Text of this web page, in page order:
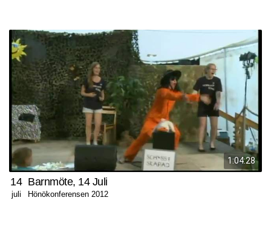
1:04:28
14
juli
Barnmöte, 14 Juli
Hönökonferensen 2012